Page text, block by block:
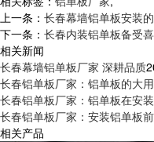
上一条： 长春幕墙铝单板安装
下一条： 长春内装铝单板备受
相关新闻
长春幕墙铝单板厂家 深耕品质
长春铝单板厂家：铝单板的大
长春铝单板厂家：铝单板在安
长春铝单板厂家：安装铝单板
相关产品